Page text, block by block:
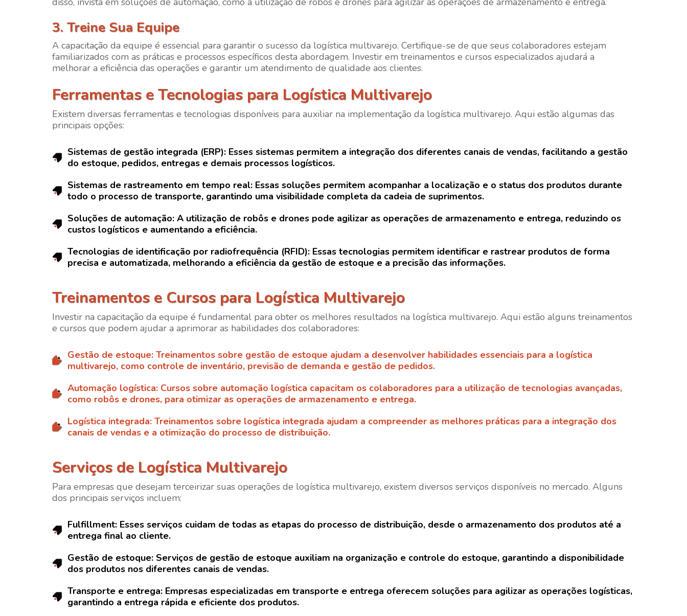
3. Treine Sua Equipe
A capacitação da equipe é essencial para garantir o sucesso da logística multivarejo. Certifique-se de que seus colaboradores estejam
familiarizados com as práticas e processos específicos desta abordagem. Investir em treinamentos e cursos especializados ajudará a
melhorar a eficiência das operações e garantir um atendimento de qualidade aos clientes.
Ferramentas e Tecnologias para Logística Multivarejo
Existem diversas ferramentas e tecnologias disponíveis para auxiliar na implementação da logística multivarejo. Aqui estão algumas das
principais opções:
Sistemas de gestão integrada (ERP): Esses sistemas permitem a integração dos diferentes canais de vendas, facilitando a gestão
do estoque, pedidos, entregas e demais processos logísticos.
Sistemas de rastreamento em tempo real: Essas soluções permitem acompanhar a localização e o status dos produtos durante
todo o processo de transporte, garantindo uma visibilidade completa da cadeia de suprimentos.
Soluções de automação: A utilização de robôs e drones pode agilizar as operações de armazenamento e entrega, reduzindo os
custos logísticos e aumentando a eficiência.
Tecnologias de identificação por radiofrequência (RFID): Essas tecnologias permitem identificar e rastrear produtos de forma
precisa e automatizada, melhorando a eficiência da gestão de estoque e a precisão das informações.
Treinamentos e Cursos para Logística Multivarejo
Investir na capacitação da equipe é fundamental para obter os melhores resultados na logística multivarejo. Aqui estão alguns treinamentos
e cursos que podem ajudar a aprimorar as habilidades dos colaboradores:
Gestão de estoque: Treinamentos sobre gestão de estoque ajudam a desenvolver habilidades essenciais para a logística
multivarejo, como controle de inventário, previsão de demanda e gestão de pedidos.
Automação logística: Cursos sobre automação logística capacitam os colaboradores para a utilização de tecnologias avançadas,
como robôs e drones, para otimizar as operações de armazenamento e entrega.
Logística integrada: Treinamentos sobre logística integrada ajudam a compreender as melhores práticas para a integração dos
canais de vendas e a otimização do processo de distribuição.
Serviços de Logística Multivarejo
Para empresas que desejam terceirizar suas operações de logística multivarejo, existem diversos serviços disponíveis no mercado. Alguns
dos principais serviços incluem:
Fulfillment: Esses serviços cuidam de todas as etapas do processo de distribuição, desde o armazenamento dos produtos até a
entrega final ao cliente.
Gestão de estoque: Serviços de gestão de estoque auxiliam na organização e controle do estoque, garantindo a disponibilidade
dos produtos nos diferentes canais de vendas.
Transporte e entrega: Empresas especializadas em transporte e entrega oferecem soluções para agilizar as operações logísticas,
garantindo a entrega rápida e eficiente dos produtos.